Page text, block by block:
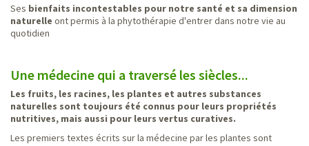
Ses bienfaits incontestables pour notre santé et sa dimension
naturelle ont permis à la phytothérapie d'entrer dans notre vie au
quotidien
Une médecine qui a traversé les siècles...
Les fruits, les racines, les plantes et autres substances
naturelles sont toujours été connus pour leurs propriétés
nutritives, mais aussi pour leurs vertus curatives.
Les premiers textes écrits sur la médecine par les plantes sont